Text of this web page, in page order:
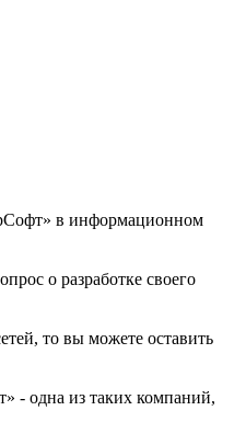
в информационном
о разработке своего
то вы можете оставить
- одна из таких компаний,